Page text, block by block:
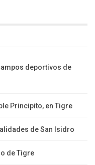
deportivos de
Principito, en Tigre
de San Isidro
de Tigre